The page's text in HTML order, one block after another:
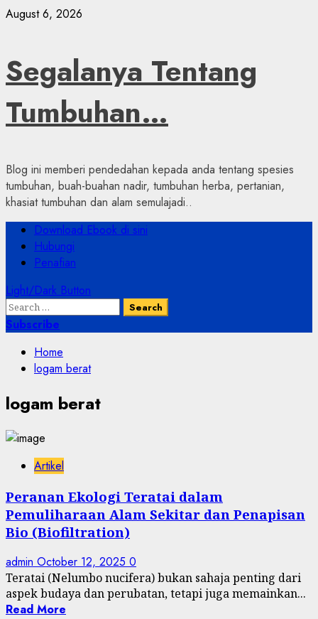
Skip
August 6, 2026
Segalanya Tentang
Tumbuhan…
Blog ini memberi pendedahan kepada anda tentang spesies
tumbuhan, buah-buahan nadir, tumbuhan herba, pertanian,
khasiat tumbuhan dan alam semulajadi..
Primary
Menu
Download Ebook di sini
Hubungi
Penafian
Light/Dark Button
Search
for:
Subscribe
Home
logam berat
logam berat
Artikel
Peranan Ekologi Teratai dalam
Pemuliharaan Alam Sekitar dan Penapisan
Bio (Biofiltration)
admin October 12, 2025 0
Teratai (Nelumbo nucifera) bukan sahaja penting dari
aspek budaya dan perubatan, tetapi juga memainkan...
Read More